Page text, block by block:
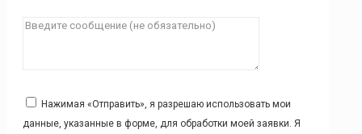
Нажимая «Отправить», я разрешаю использовать мои
данные, указанные в форме, для обработки моей заявки. Я